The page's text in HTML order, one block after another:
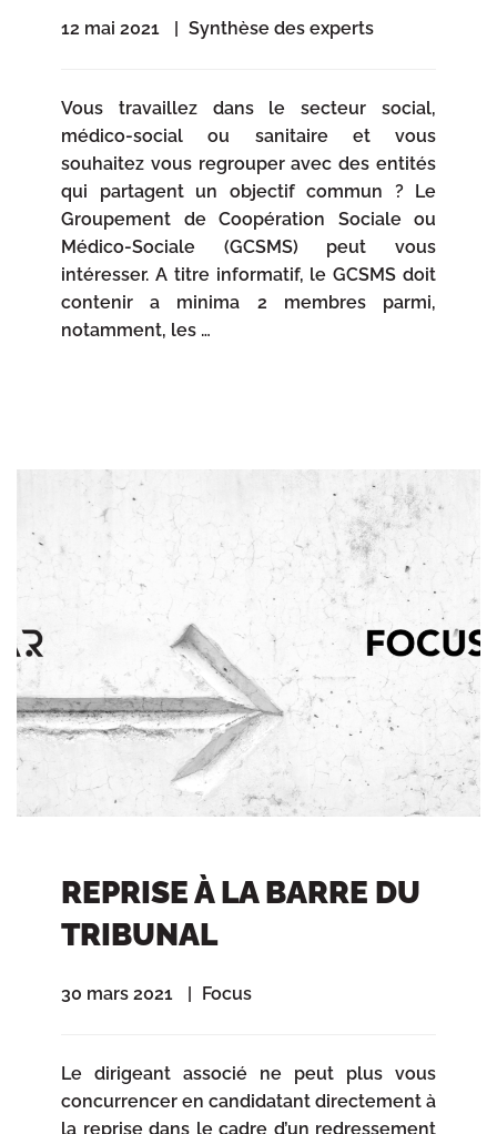
12 mai 2021 Synthèse des experts
Vous travaillez dans le secteur social,
médico-social ou sanitaire et vous
souhaitez vous regrouper avec des entités
qui partagent un objectif commun ? Le
Groupement de Coopération Sociale ou
Médico-Sociale (GCSMS) peut vous
intéresser. A titre informatif, le GCSMS doit
contenir a minima 2 membres parmi,
notamment, les …
REPRISE À LA BARRE DU
TRIBUNAL
30 mars 2021 Focus
Le dirigeant associé ne peut plus vous
concurrencer en candidatant directement à
la reprise dans le cadre d’un redressement